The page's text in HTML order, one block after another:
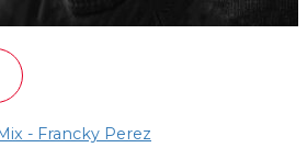
- Francky Perez